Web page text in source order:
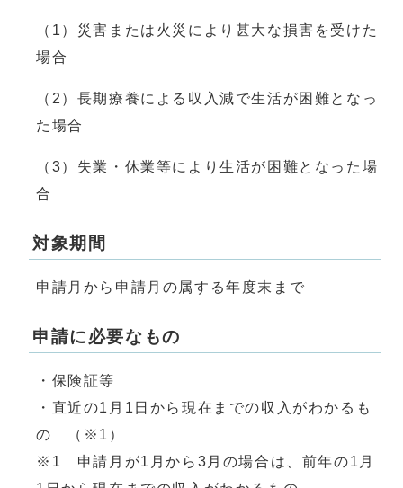
（1）災害または火災により甚大な損害を受けた
場合
（2）長期療養による収入減で生活が困難となっ
た場合
（3）失業・休業等により生活が困難となった場
合
対象期間
申請月から申請月の属する年度末まで
申請に必要なもの
・保険証等
・直近の1月1日から現在までの収入がわかるも
の （※1）
※1 申請月が1月から3月の場合は、前年の1月